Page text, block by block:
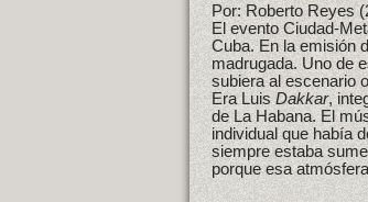
Por: Roberto Reyes
El evento Ciudad-
Cuba. En la emisión
madrugada. Uno de
subiera al escenario
Era LuisDakkar,
de La Habana. El
individual que había
siempre estaba
porque esa